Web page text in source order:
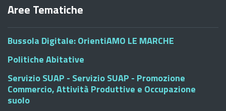
Aree Tematiche
Bussola Digitale: OrientiAMO LE MARCHE
Politiche Abitative
Servizio SUAP - Servizio SUAP - Promozione
Commercio, Attività Produttive e Occupazione
suolo